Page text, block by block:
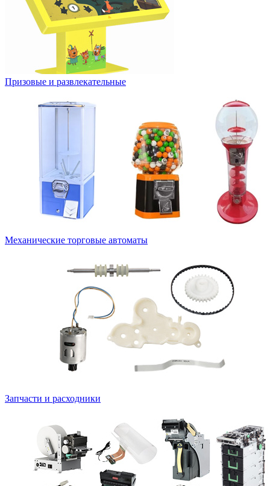
Призовые и развлекательные
Механические торговые автоматы
Запчасти и расходники